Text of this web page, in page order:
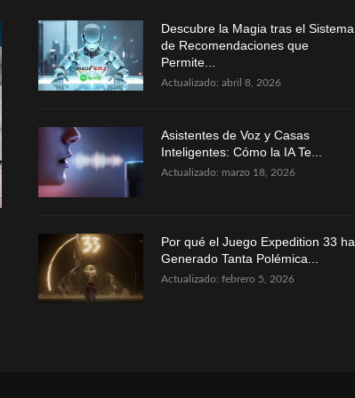
Descubre la Magia tras el Sistema
de Recomendaciones que
Permite...
Actualizado: abril 8, 2026
Asistentes de Voz y Casas
Inteligentes: Cómo la IA Te...
Actualizado: marzo 18, 2026
Por qué el Juego Expedition 33 ha
Generado Tanta Polémica...
Actualizado: febrero 5, 2026